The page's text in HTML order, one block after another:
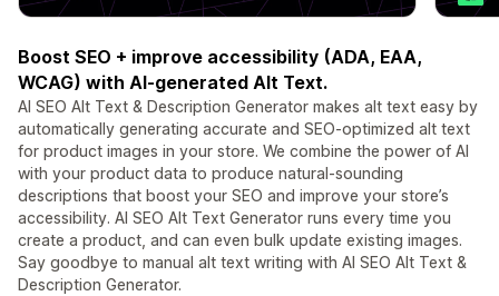
Boost SEO + improve accessibility (ADA, EAA,
WCAG) with AI-generated Alt Text.
AI SEO Alt Text & Description Generator makes alt text easy by
automatically generating accurate and SEO-optimized alt text
for product images in your store. We combine the power of AI
with your product data to produce natural-sounding
descriptions that boost your SEO and improve your store’s
accessibility. AI SEO Alt Text Generator runs every time you
create a product, and can even bulk update existing images.
Say goodbye to manual alt text writing with AI SEO Alt Text &
Description Generator.